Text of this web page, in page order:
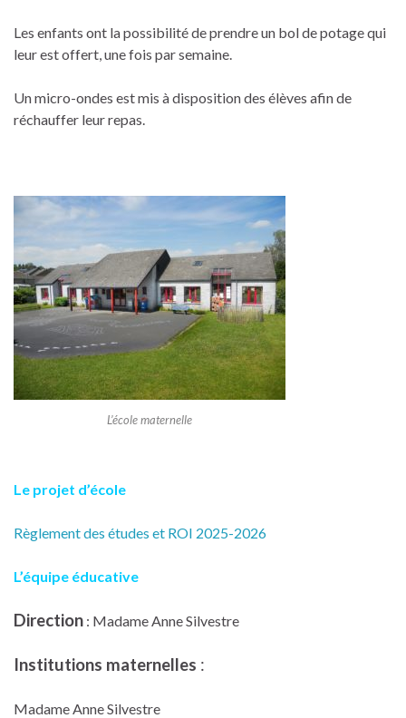
Les enfants ont la possibilité de prendre un bol de potage qui
leur est offert, une fois par semaine.
Un micro-ondes est mis à disposition des élèves afin de
réchauffer leur repas.
L’école maternelle
Le projet d’école
Règlement des études et ROI 2025-2026
L’équipe éducative
Direction : Madame Anne Silvestre
Institutions maternelles :
Madame Anne Silvestre